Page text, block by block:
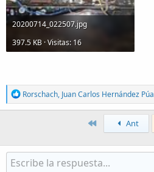
20200714_022507.jpg
397.5 KB · Visitas: 16
R
e
a
o
n
Rorschach, Juan Carlos Hernández Púa
Primero Ant